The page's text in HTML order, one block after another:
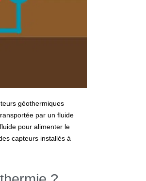
géothermiques
par un fluide
pour alimenter le
capteurs installés à